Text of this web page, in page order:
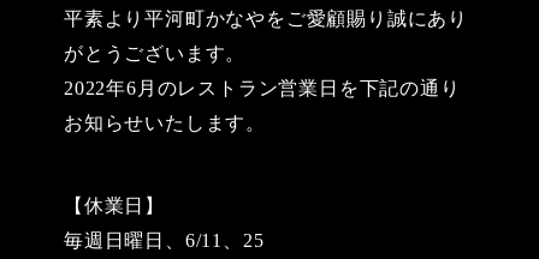
リ
ー
平素より平河町かなやをご愛顧賜り誠にあり
がとうございます。
2022年6月のレストラン営業日を下記の通り
お知らせいたします。
【休業日】
毎週日曜日、6/11、25